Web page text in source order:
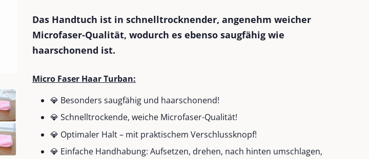
Das Handtuch ist in schnelltrocknender, angenehm weicher
Microfaser-Qualität, wodurch es ebenso saugfähig wie
haarschonend ist.
Micro Faser Haar Turban:
💎 Besonders saugfähig und haarschonend!
💎 Schnelltrockende, weiche Microfaser-Qualität!
💎 Optimaler Halt – mit praktischem Verschlussknopf!
💎 Einfache Handhabung: Aufsetzen, drehen, nach hinten umschlagen,